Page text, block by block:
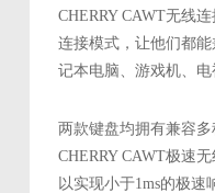
CHERRY CAWT无线
连接模式，让他们都
记本电脑、游戏机、电
两款键盘均拥有兼容
CHERRY CAWT极速
以实现小于1ms的极